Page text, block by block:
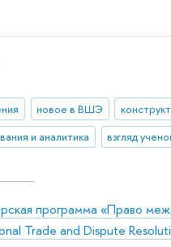
новое в ВШЭ
и аналитика
взгляд
программа «Право
Trade and Dispute